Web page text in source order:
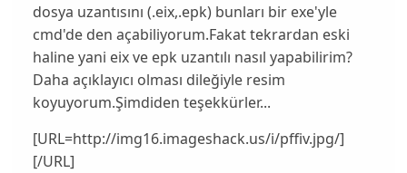
dosya uzantısını (.eix,.epk) bunları bir exe'yle
cmd'de den açabiliyorum.Fakat tekrardan eski
haline yani eix ve epk uzantılı nasıl yapabilirim?
Daha açıklayıcı olması dileğiyle resim
koyuyorum.Şimdiden teşekkürler...
[URL=http://img16.imageshack.us/i/pffiv.jpg/]
[/URL]